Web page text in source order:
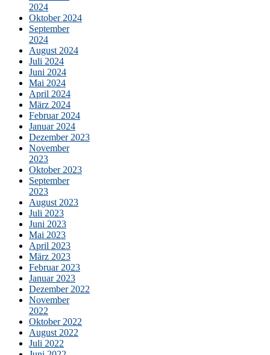
2024
Oktober 2024
September
2024
August 2024
Juli 2024
Juni 2024
Mai 2024
April 2024
März 2024
Februar 2024
Januar 2024
Dezember 2023
November
2023
Oktober 2023
September
2023
August 2023
Juli 2023
Juni 2023
Mai 2023
April 2023
März 2023
Februar 2023
Januar 2023
Dezember 2022
November
2022
Oktober 2022
August 2022
Juli 2022